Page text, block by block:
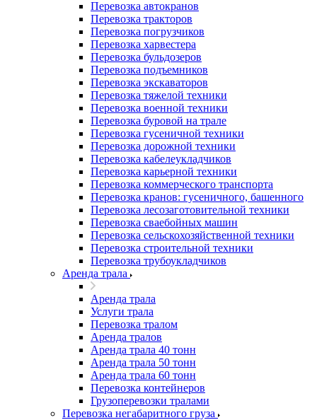
Перевозка автокранов
Перевозка тракторов
Перевозка погрузчиков
Перевозка харвестера
Перевозка бульдозеров
Перевозка подъемников
Перевозка экскаваторов
Перевозка тяжелой техники
Перевозка военной техники
Перевозка буровой на трале
Перевозка гусеничной техники
Перевозка дорожной техники
Перевозка кабелеукладчиков
Перевозка карьерной техники
Перевозка коммерческого транспорта
Перевозка кранов: гусеничного, башенного
Перевозка лесозаготовительной техники
Перевозка сваебойных машин
Перевозка сельскохозяйственной техники
Перевозка строительной техники
Перевозка трубоукладчиков
Аренда трала
Аренда трала
Услуги трала
Перевозка тралом
Аренда тралов
Аренда трала 40 тонн
Аренда трала 50 тонн
Аренда трала 60 тонн
Перевозка контейнеров
Грузоперевозки тралами
Перевозка негабаритного груза